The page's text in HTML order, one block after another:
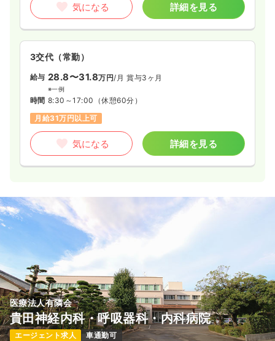
気になる 詳細を見る
3交代（常勤）
給与 28.8〜31.8万円/月 賞与3ヶ月
※一例
時間 8:30～17:00 （休憩60分）
月給31万円以上可
気になる 詳細を見る
医療法人有隣会
貴田神経内科・呼吸器科・内科病院
エージェント求人 車通勤可